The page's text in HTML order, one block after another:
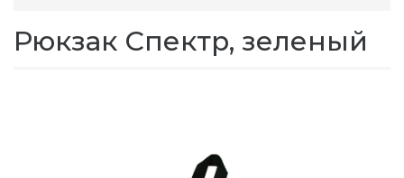
Рюкзак Спектр, зеленый